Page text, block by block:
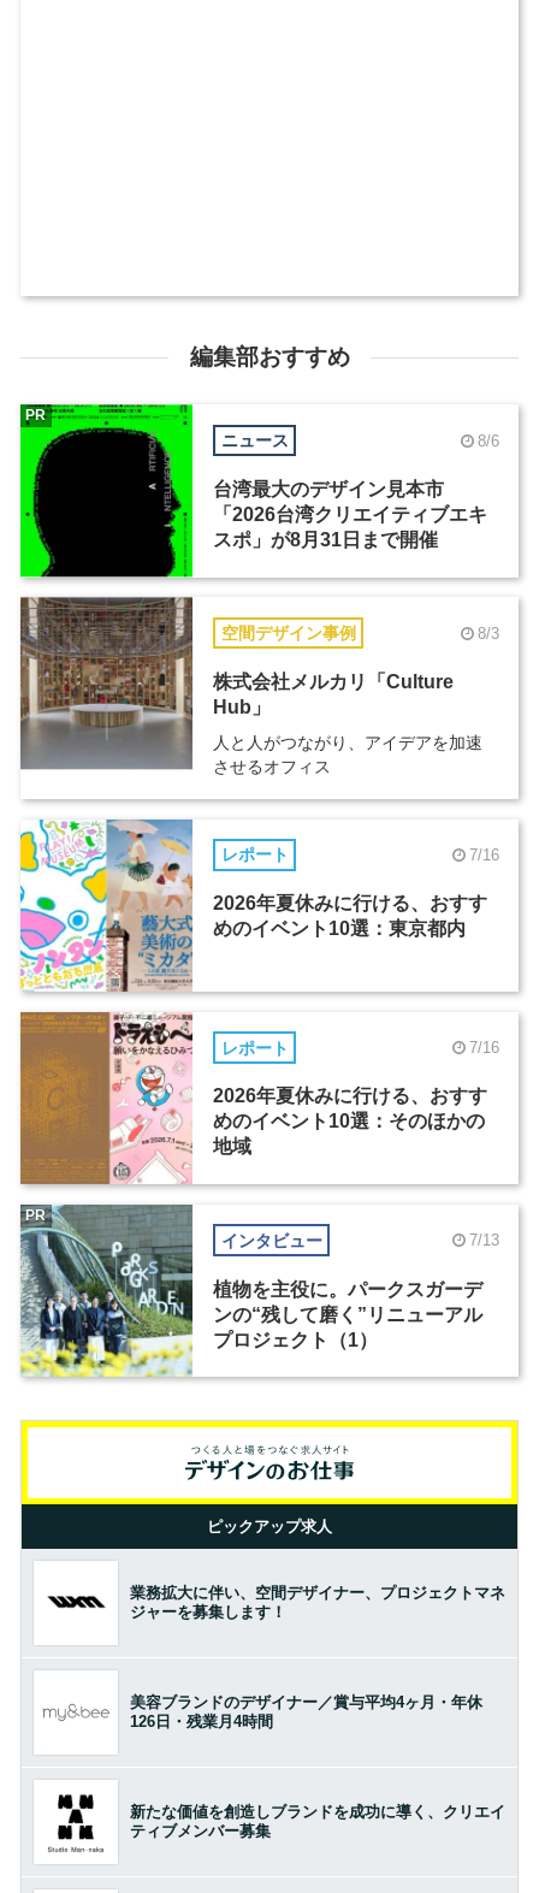
編集部おすすめ
ニュース 8/6
台湾最大のデザイン見本市
「2026台湾クリエイティブエキ
スポ」が8月31日まで開催
PR
空間デザイン事例 8/3
株式会社メルカリ「Culture
Hub」
人と人がつながり、アイデアを加速
させるオフィス
レポート 7/16
2026年夏休みに行ける、おすす
めのイベント10選：東京都内
レポート 7/16
2026年夏休みに行ける、おすす
めのイベント10選：そのほかの
地域
インタビュー 7/13
植物を主役に。パークスガーデ
ンの“残して磨く”リニューアル
プロジェクト（1）
PR
ピックアップ求人
業務拡大に伴い、空間デザイナー、プロジェクトマネ
ジャーを募集します！
美容ブランドのデザイナー／賞与平均4ヶ月・年休
126日・残業月4時間
新たな価値を創造しブランドを成功に導く、クリエイ
ティブメンバー募集